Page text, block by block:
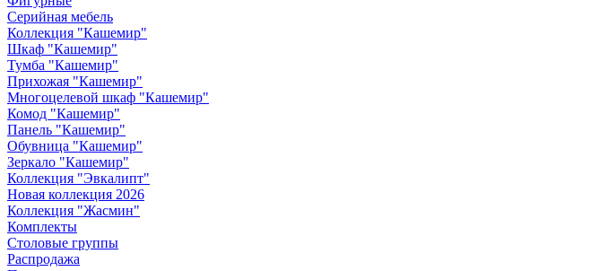
Серийная мебель
Коллекция "Кашемир"
Шкаф "Кашемир"
Тумба "Кашемир"
Прихожая "Кашемир"
Многоцелевой шкаф "Кашемир"
Комод "Кашемир"
Панель "Кашемир"
Обувница "Кашемир"
Зеркало "Кашемир"
Коллекция "Эвкалипт"
Новая коллекция 2026
Коллекция "Жасмин"
Комплекты
Столовые группы
Распродажа